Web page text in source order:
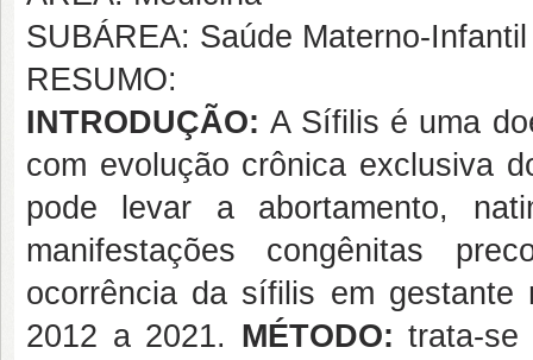
SUBÁREA: Saúde Materno-Infantil
RESUMO:
INTRODUÇÃO: A Sífilis é uma
com evolução crônica exclusiva
pode levar a abortamento,
manifestações congênitas
ocorrência da sífilis em
2012 a 2021. MÉTODO: trata-se